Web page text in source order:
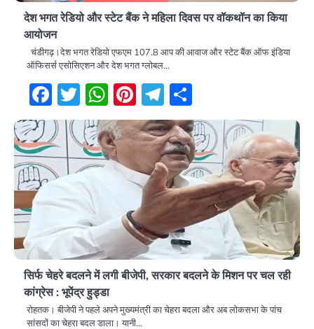
देश भगत रेडियो और स्टेट बैंक ने महिला दिवस पर वॉकथॉन का किया
आयोजन
चंडीगढ़।देश भगत रेडियो एफएम 107.8 आप की आवाज और स्टेट बैंक ऑफ इंडिया
ऑफिसर्स एसोसिएशन और देश भगत ग्लोबल…
Facebook
Twitter
WhatsApp
Pinterest
Telegram
सिर्फ चेहरे बदलने में लगी बीजेपी, सरकार बदलने के मिशन पर चल रही
कांग्रेस : भूपेंद्र हुड्डा
रोहतक। बीजेपी ने पहले अपने मुख्यमंत्री का चेहरा बदला और अब लोकसभा के पांच
सांसदों का चेहरा बदल डाला। यानी…